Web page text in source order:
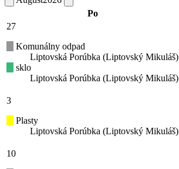
Po
27
Komunálny odpad
Liptovská Porúbka (Liptovský Mikuláš)
sklo
Liptovská Porúbka (Liptovský Mikuláš)
3
Plasty
Liptovská Porúbka (Liptovský Mikuláš)
10